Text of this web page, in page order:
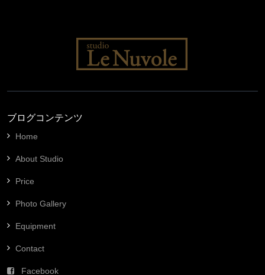
ブログコンテンツ
Home
About Studio
Price
Photo Gallery
Equipment
Contact
Facebook